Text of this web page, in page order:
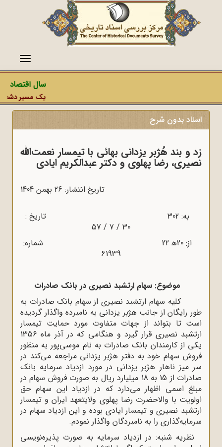
منو
سال اقتصاد
یک مسیر دشمن،
اسناد بدون شرح
زد و بند هُژبر یزدانی بهائی با تیمسار نعمت‌الله
نصیری، رضا پهلوی و دکتر عبدالکریم ایادی
تاریخ انتشار: 26 بهمن 1404
به: 302 تاریخ :
30 / 7 / 57
از: 20ﻫ 22 شماره:
61939
موضوع: سهام ارتشبد نصیرى در بانک صادرات
کلیه سهام ارتشبد نصیرى از سهام بانک صادرات به
طور رایگان از جانب هژبر یزدانى به نامبرده واگذار گردیده
است تا بتواند از جهات متفاوت مورد حمایت تیمسار
ارتشبد نصیرى قرار گیرد و هنگامى که در آذر ماه 1356
یکى از کارمندان بانک صادرات به نام موسى‌پور به منظور
فروش سهام خود به دفتر هژبر یزدانى مراجعه مى‌کند در
سر میز ناهار هژبر یزدانى در مورد ازدیاد سرمایه بانک
صادرات از 15 به 18 میلیارد ریال به صورت فروش سهام در
مبلغ اسمى اظهار مى‌دارد که در ازدیاد این سهام حق
اولویت با والاحضرت رضا پهلوى ولایتعهد ایران و تیمسار
ارتشبد نصیرى و تیمسار ایادى بوده و این ازدیاد سهام در
سرمایه‌گذارى را به نامبردگان واگذار نمودم.
نظریه شنبه: در ازدیاد سرمایه به صورت پذیره‌نویسى